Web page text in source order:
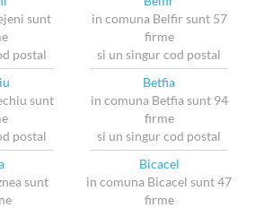
sunt
postal
in comuna Belfir sunt 57
firme
si un singur cod postal
sunt
postal
Betfia
in comuna Betfia sunt 94
firme
si un singur cod postal
sunt
Bicacel
in comuna Bicacel sunt 47
firme